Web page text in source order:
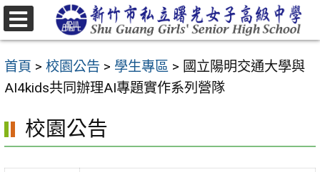
跳
至
要
內
區
首頁 > 校園公告 > 學生專區 > 國立陽明交通大學與
AI4kids共同辦理AI專題實作系列營隊
校園公告
選
單